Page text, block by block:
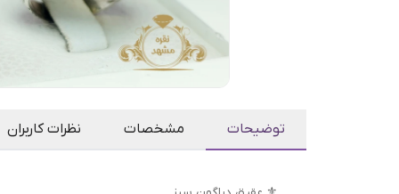
توضیحات مشخصات نظرات کاربران